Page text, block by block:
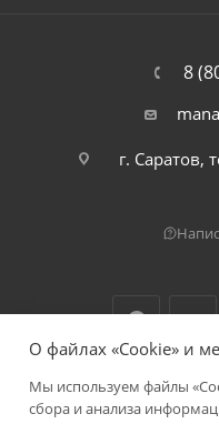
8
г. Саратов,
2026
О файлах «Cookie» и
Мы используем файлы
сбора и анализа